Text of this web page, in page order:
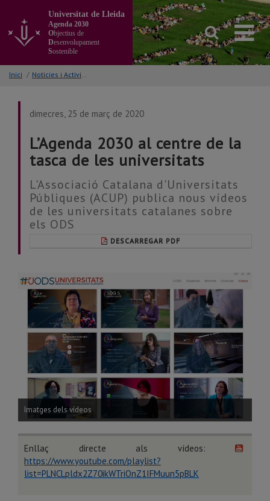
contingut
principal
la
pàgina
Universitat de Lleida
Agenda 2030
Objectius de
Desenvolupament
Sostenible
Inici / Noticies i Activitats/Accions
dimecres, 25 de març de 2020
L’Agenda 2030 al centre de la
tasca de les universitats
L'Associació Catalana d'Universitats
Públiques (ACUP) publica nous vídeos
de les universitats catalanes sobre
els ODS
DESCARREGAR PDF
Imatges dels vídeos
Enllaç directe als vídeos:
https://www.youtube.com/playlist?
list=PLNCLpldx2Z70ikWTriOnZ1IFMuun5pBLK